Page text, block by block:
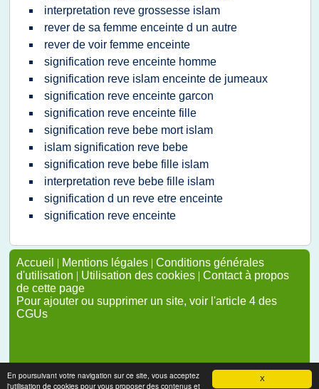
X
En poursuivant votre navigation sur ce site, vous acceptez
l'utilisation de cookies pour vous proposer des contenus et
interpretation reve grossesse islam
rever de sa femme enceinte d un autre
rever de voir femme enceinte
signification reve enceinte homme
signification reve islam enceinte de jumeaux
signification reve enceinte garcon
signification reve enceinte fille
signification reve bebe mort islam
islam signification reve bebe
signification reve bebe fille islam
interpretation reve bebe fille islam
signification d un reve etre enceinte
signification reve enceinte
Accueil | Mentions légales | Conditions générales
d'utilisation | Utilisation des cookies | Contact à propos
de cette page
Pour ajouter ou supprimer un site, voir l'article 4 des
CGUs